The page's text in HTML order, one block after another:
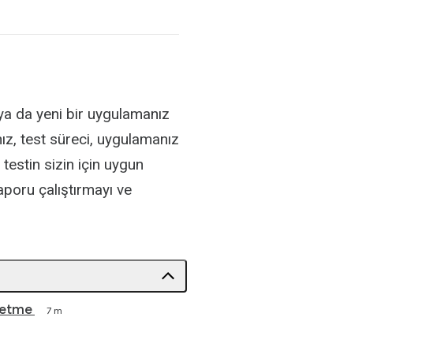
da yeni bir uygulamanız
test süreci, uygulamanız
testin sizin için uygun
çalıştırmayı ve
7 m